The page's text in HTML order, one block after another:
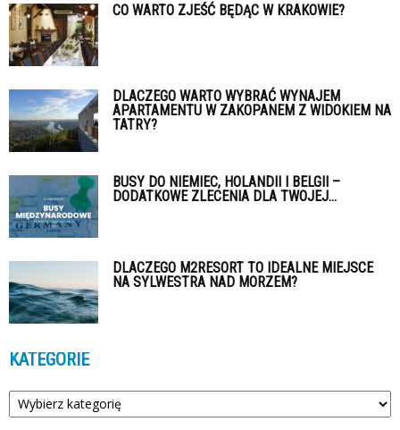
CO WARTO ZJEŚĆ BĘDĄC W KRAKOWIE?
DLACZEGO WARTO WYBRAĆ WYNAJEM
APARTAMENTU W ZAKOPANEM Z WIDOKIEM NA
TATRY?
BUSY DO NIEMIEC, HOLANDII I BELGII –
DODATKOWE ZLECENIA DLA TWOJEJ...
DLACZEGO M2RESORT TO IDEALNE MIEJSCE
NA SYLWESTRA NAD MORZEM?
KATEGORIE
Kategorie